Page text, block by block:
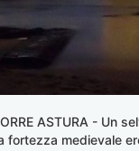
ASTURA - Un
fortezza medievale